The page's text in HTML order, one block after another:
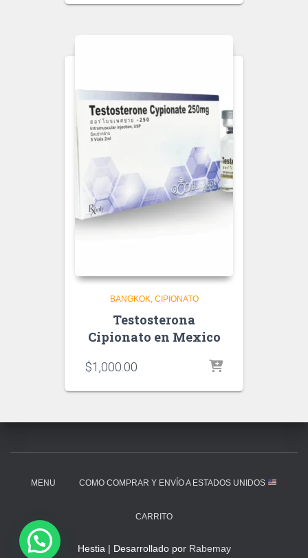
BANGKOK CIPIONATO
Testosterona
Cipionato en Mexico
$1,000.00
MENU COMO COMPRAR Y ENVÍO A ESTADOS UNIDOS
CARRITO
Hestia | Desarrollado por Rabemay